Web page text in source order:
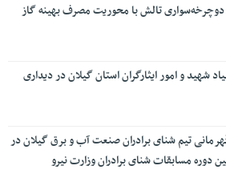
تالش با محوریت مصرف بهینه گاز
شهید و امور ایثارگران استان گیلان در دیداری
تیم شنای برادران صنعت آب و برق گیلان در
دوره مسابقات شنای برادران وزارت نیرو